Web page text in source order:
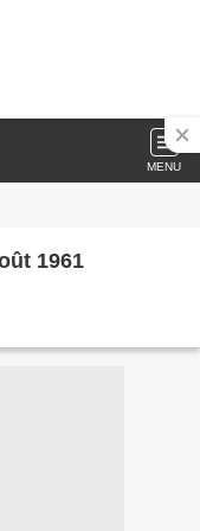
MENU
1961